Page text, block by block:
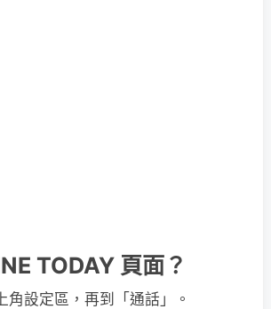
TODAY 頁面？
角設定區，再到「通話」。